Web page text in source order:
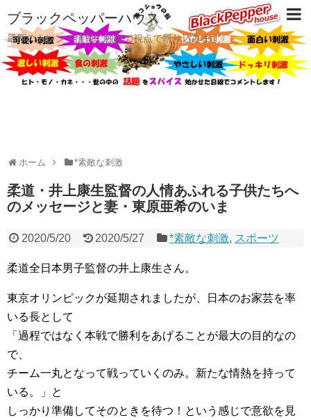
ブラックペッパーハウス
最新のトレンド情報に独自の視点で斬り込みます
ホーム *素敵な刺激
柔道・井上康生監督の人情あふれる子供たちへ
のメッセージと妻・東原亜希のいま
2020/5/20 2020/5/27 *素敵な刺激, スポーツ
柔道全日本男子監督の井上康生さん。
東京オリンピックが延期されましたが、日本のお家芸を率
いる長として
「過程ではなく本戦で勝利をあげることが最大の目的なの
で、
チーム一丸となって戦っていくのみ。新たな情熱を持って
いる。」と
しっかり準備してそのときを待つ！という感じで意欲を見